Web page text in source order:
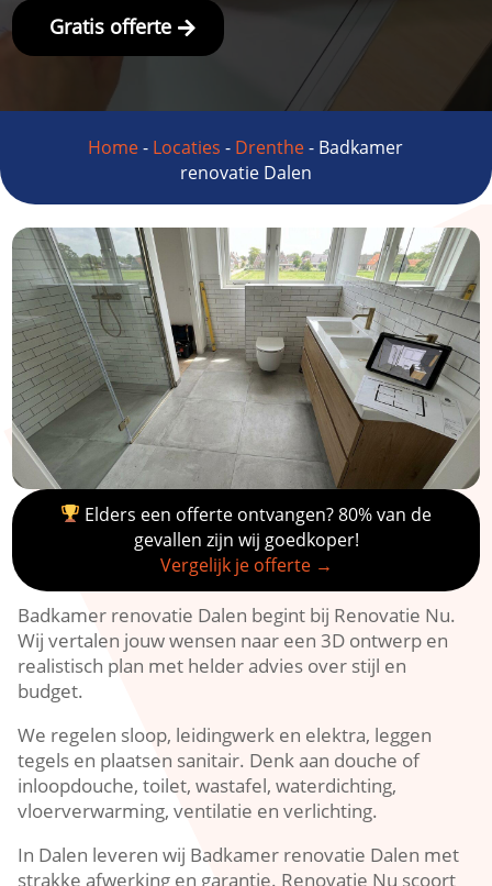
Gratis offerte
Home- Locaties - Drenthe- Badkamer
renovatie Dalen
Elders een offerte ontvangen? 80% van de
gevallen zijn wij goedkoper!
Vergelijk je offerte →
Badkamer renovatie Dalen begint bij Renovatie Nu.
Wij vertalen jouw wensen naar een 3D ontwerp en
realistisch plan met helder advies over stijl en
budget.
We regelen sloop, leidingwerk en elektra, leggen
tegels en plaatsen sanitair. Denk aan douche of
inloopdouche, toilet, wastafel, waterdichting,
vloerverwarming, ventilatie en verlichting.
In Dalen leveren wij Badkamer renovatie Dalen met
strakke afwerking en garantie. Renovatie Nu scoort